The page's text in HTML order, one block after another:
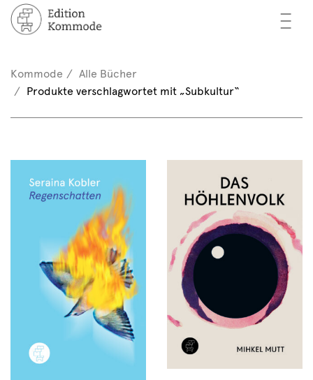
—
—
—
/ Registrieren
(0)
Kommode
Alle Bücher
Produkte verschlagwortet mit „Subkultur“